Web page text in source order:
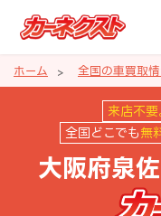
ホーム 全国の車買取
大阪府泉佐
来店不要
全国どこでも 無
大阪府泉